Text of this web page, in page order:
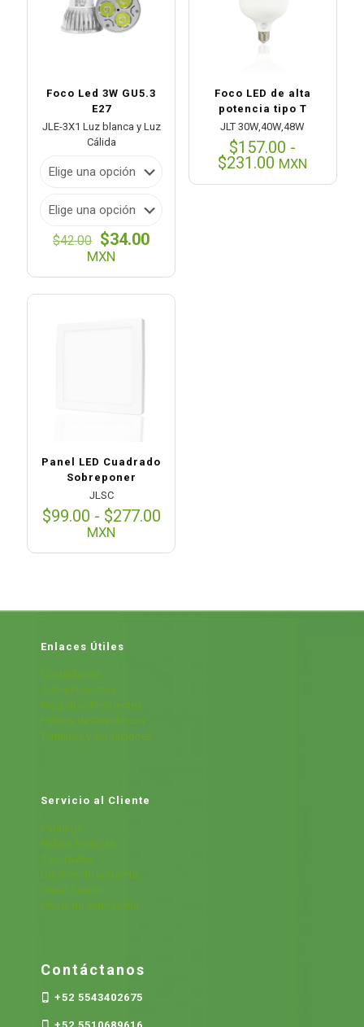
Foco Led 3W GU5.3
E27
JLE-3X1 Luz blanca y Luz
Cálida
$42.00 El
precio
$42.00.
$34.00El
actual
$34.00.
MXN
Foco LED de alta
potencia tipo T
JLT 30W,40W,48W
$157.00 -
$231.00 Rango
MXN
Panel LED Cuadrado
Sobreponer
JLSC
$99.00 - $277.00Rango
precios:
$277.00
MXN
Enlaces Útiles
Contáctanos
Sobre Nosotros
Preguntas Frecuentes
Política de Devolución
Términos y condiciones
Servicio al Cliente
Cátalogo
Fichas Técnicas
Sucursales
Detalles de la cuenta
Cerrar Sesión
Olvide mi contraseña
Contáctanos
+52 5543402675